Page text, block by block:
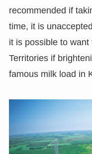
recommended if
time, it is
it is possible to
Territories if
famous milk load in